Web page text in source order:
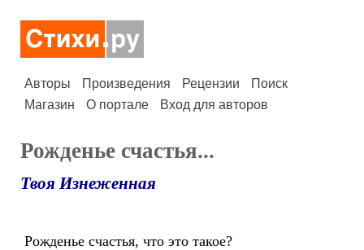
Авторы Произведения Рецензии
Поиск
Магазин
О портале Вход для авторов
Рожденье счастья...
Твоя Изнеженная
Рожденье счастья, что это такое?